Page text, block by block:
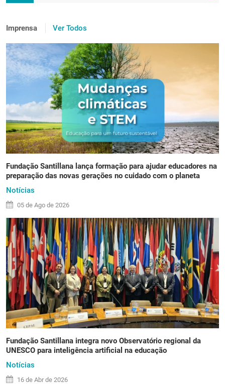
Imprensa Ver Todos
Fundação Santillana lança formação para ajudar educadores na
preparação das novas gerações no cuidado com o planeta
Notícias
05 de Ago de 2026
Fundação Santillana integra novo Observatório regional da
UNESCO para inteligência artificial na educação
Notícias
16 de Abr de 2026